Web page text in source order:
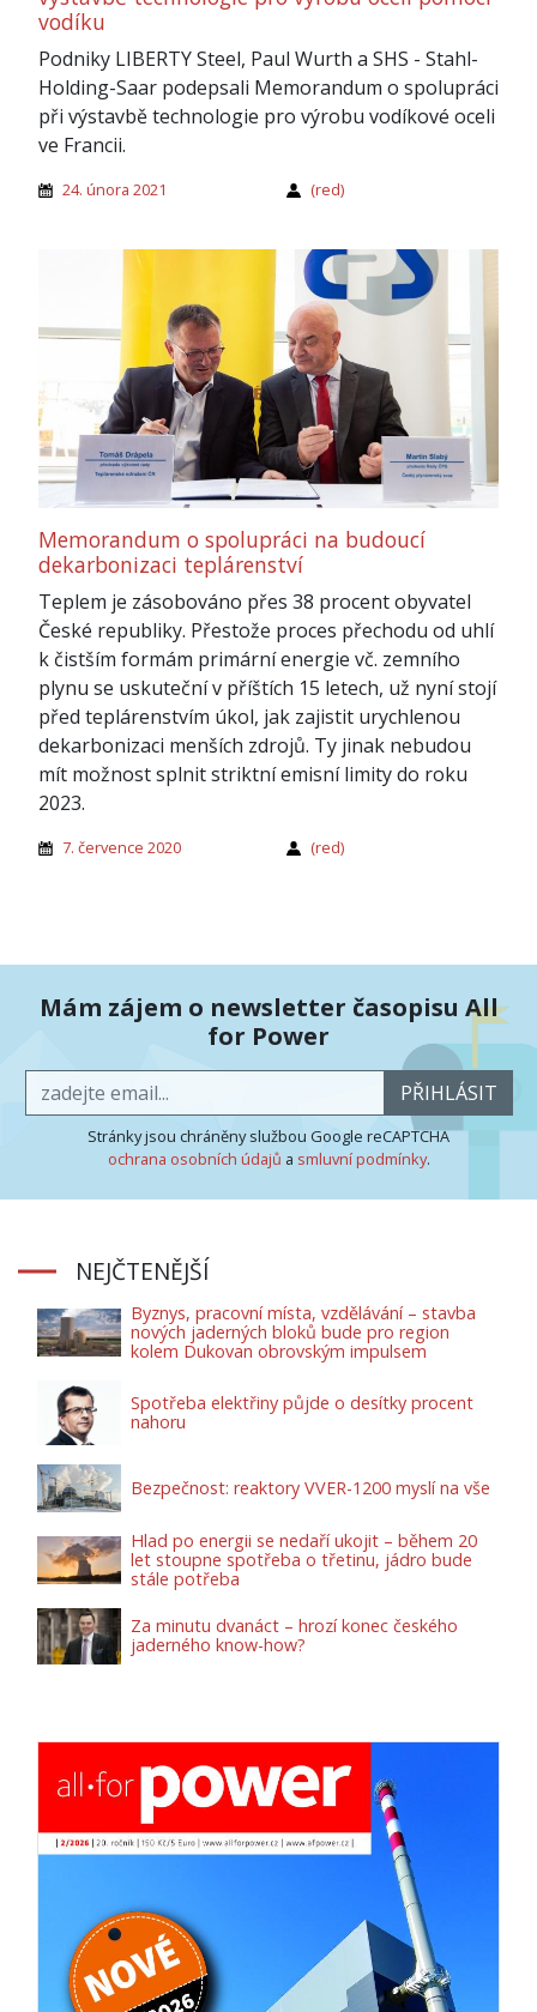
vodíku
Podniky LIBERTY Steel, Paul Wurth a SHS - Stahl-
Holding-Saar podepsali Memorandum o spolupráci
při výstavbě technologie pro výrobu vodíkové oceli
ve Francii.
24. února 2021 (red)
Memorandum o spolupráci na budoucí
dekarbonizaci teplárenství
Teplem je zásobováno přes 38 procent obyvatel
České republiky. Přestože proces přechodu od uhlí
k čistším formám primární energie vč. zemního
plynu se uskuteční v příštích 15 letech, už nyní stojí
před teplárenstvím úkol, jak zajistit urychlenou
dekarbonizaci menších zdrojů. Ty jinak nebudou
mít možnost splnit striktní emisní limity do roku
2023.
7. července 2020 (red)
Mám zájem o newsletter časopisu All
for Power
PŘIHLÁSIT
Stránky jsou chráněny službou Google reCAPTCHA
ochrana osobních údajů a smluvní podmínky.
NEJČTENĚJŠÍ
Byznys, pracovní místa, vzdělávání – stavba
nových jaderných bloků bude pro region
kolem Dukovan obrovským impulsem
Spotřeba elektřiny půjde o desítky procent
nahoru
Bezpečnost: reaktory VVER-1200 myslí na vše
Hlad po energii se nedaří ukojit – během 20
let stoupne spotřeba o třetinu, jádro bude
stále potřeba
Za minutu dvanáct – hrozí konec českého
jaderného know-how?